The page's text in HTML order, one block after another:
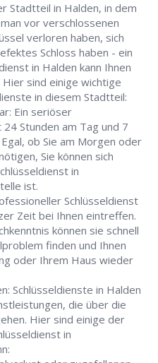
Stadtteil in Halden, in dem
vor verschlossenen
verloren haben, sich
Schloss haben - ein
in Halden kann Ihnen
sind einige wichtige
in diesem Stadtteil:
Ein seriöser
Stunden am Tag und 7
ob Sie am Morgen oder
Sie können sich
in
ist.
Schlüsseldienst
Zeit bei Ihnen eintreffen.
können sie schnell
finden und Ihnen
oder Ihrem Haus wieder
Schlüsseldienste in Halden
die über die
Hier sind einige der
in